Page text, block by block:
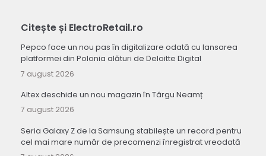
Citește și ElectroRetail.ro
Pepco face un nou pas în digitalizare odată cu lansarea
platformei din Polonia alături de Deloitte Digital
7 august 2026
Altex deschide un nou magazin în Târgu Neamț
7 august 2026
Seria Galaxy Z de la Samsung stabilește un record pentru
cel mai mare număr de precomenzi înregistrat vreodată